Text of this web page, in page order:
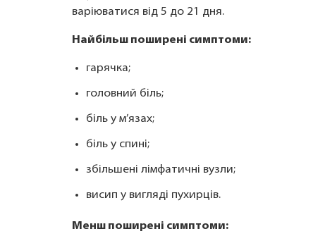
варіюватися від 5 до 21 дня.
Найбільш поширені симптоми:
гарячка;
головний біль;
біль у м’язах;
біль у спині;
збільшені лімфатичні вузли;
висип у вигляді пухирців.
Менш поширені симптоми: